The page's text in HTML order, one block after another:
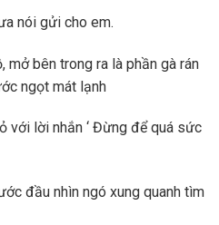
nói gửi cho em.
mở bên trong ra là phần gà rán
ngọt mát lạnh
với lời nhắn ‘ Đừng để quá sức
đầu nhìn ngó xung quanh tìm